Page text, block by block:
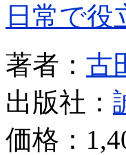
日常で役
著者： 古
出版社：
価格：